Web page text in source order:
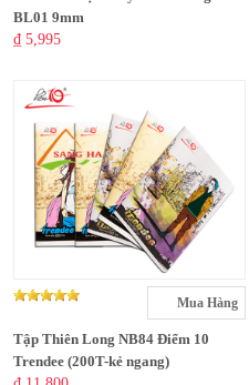
BL01 9mm
₫ 5,995
Mua Hàng
Tập Thiên Long NB84 Điểm 10
Trendee (200T-kẻ ngang)